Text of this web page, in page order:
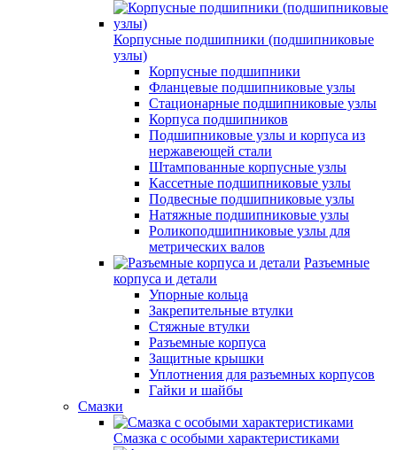
Корпусные подшипники (подшипниковые
узлы)
Корпусные подшипники
Фланцевые подшипниковые узлы
Стационарные подшипниковые узлы
Корпуса подшипников
Подшипниковые узлы и корпуса из
нержавеющей стали
Штампованные корпусные узлы
Кассетные подшипниковые узлы
Подвесные подшипниковые узлы
Натяжные подшипниковые узлы
Роликоподшипниковые узлы для
метрических валов
Разъемные
корпуса и детали
Упорные кольца
Закрепительные втулки
Стяжные втулки
Разъемные корпуса
Защитные крышки
Уплотнения для разъемных корпусов
Гайки и шайбы
Смазки
Смазка с особыми характеристиками